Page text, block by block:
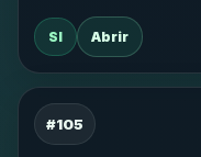
SI Abrir
#105